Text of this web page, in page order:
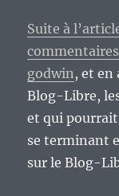
Suite à
godwin, et en
Blog-Libre,
et qui
se terminant
sur le Blog-